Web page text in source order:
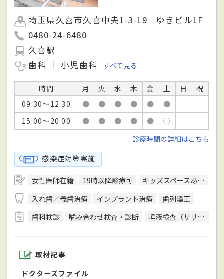
埼玉県久喜市久喜中央1-3-19 ゆきビル1F
0480-24-6480
久喜駅
歯科
小児歯科 すべて見る
時間 月 火 水 木 金 土 日
祝
09:30～12:30
● ● ● ● ● ● －
－
15:00～20:00
● ● ● ● ● ○ －
－
診療時間の詳細はこちら
感染症対策実施
女性医師在籍 19時以降診療可 キッズスペースあり
入れ歯／義歯治療
インプラント治療
歯列矯正
歯科検診
噛み合わせ検査・診断 唾液検査（サリバテスト）
取材記事
ドクターズファイル